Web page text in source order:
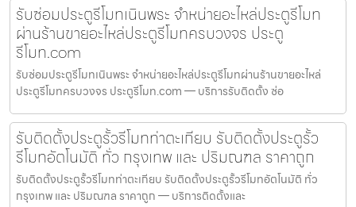
รับซ่อมประตูรีโมทเนินพระ จำหน่ายอะไหล่ประตูรีโมท
ผ่านร้านขายอะไหล่ประตูรีโมทครบวงจร ประตู
รีโมท.com
รับซ่อมประตูรีโมทเนินพระ จำหน่ายอะไหล่ประตูรีโมทผ่านร้านขายอะไหล่
ประตูรีโมทครบวงจร ประตูรีโมท.com — บริการรับติดตั้ง ซ่อ
รับติดตั้งประตูรั้วรีโมทท่าตะเกียบ รับติดตั้งประตูรั้ว
รีโมทอัตโนมัติ ทั่ว กรุงเทพ และ ปริมณฑล ราคาถูก
รับติดตั้งประตูรั้วรีโมทท่าตะเกียบ รับติดตั้งประตูรั้วรีโมทอัตโนมัติ ทั่ว
กรุงเทพ และ ปริมณฑล ราคาถูก — บริการติดตั้งและ